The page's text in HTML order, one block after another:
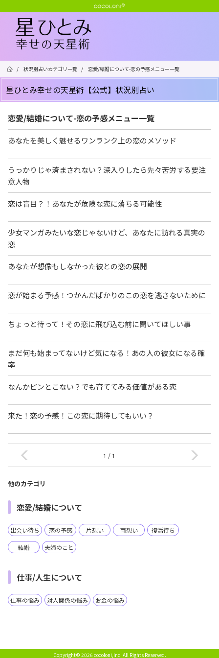
/ 状況別占いカテゴリ一覧 / 恋愛/結婚について-恋の予感メニュー一覧
星ひとみ幸せの天星術【公式】状況別占い
恋愛/結婚について-恋の予感メニュー一覧
あなたを美しく魅せるワンランク上の恋のメソッド
うっかりじゃ済まされない？深入りしたら先々苦労する要注
意人物
恋は盲目？！あなたが危険な恋に落ちる可能性
少女マンガみたいな恋じゃないけど、あなたに訪れる真実の
恋
あなたが想像もしなかった彼との恋の展開
恋が始まる予感！つかんだばかりのこの恋を逃さないために
ちょっと待って！その恋に飛び込む前に聞いてほしい事
まだ何も始まってないけど気になる！あの人の彼女になる確
率
なんかピンとこない？でも育ててみる価値がある恋
来た！恋の予感！この恋に期待してもいい？
1 / 1
他のカテゴリ
恋愛/結婚について
出会い待ち 恋の予感 片想い 両想い 復活待ち
結婚 夫婦のこと
仕事/人生について
仕事の悩み 対人関係の悩み お金の悩み
Copyright© 2026 cocoloni,Inc. All Rights Reserved.